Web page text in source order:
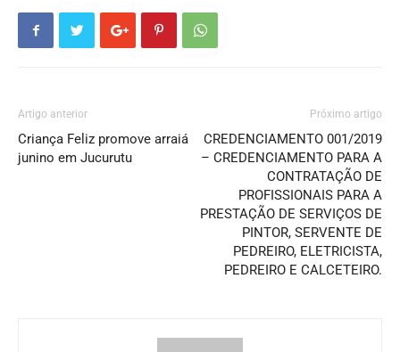
Artigo anterior
Criança Feliz promove arraiá
junino em Jucurutu
Próximo artigo
CREDENCIAMENTO 001/2019
– CREDENCIAMENTO PARA A
CONTRATAÇÃO DE
PROFISSIONAIS PARA A
PRESTAÇÃO DE SERVIÇOS DE
PINTOR, SERVENTE DE
PEDREIRO, ELETRICISTA,
PEDREIRO E CALCETEIRO.